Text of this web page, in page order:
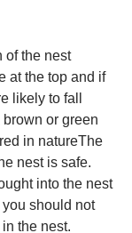
at the top and if
likely to fall
or green
in natureThe
nest is safe.
into the nest
should not
the nest.